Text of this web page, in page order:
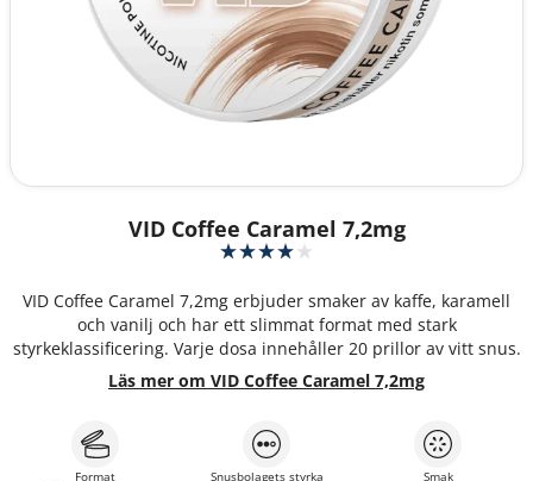
VID Coffee Caramel 7,2mg
VID Coffee Caramel 7,2mg erbjuder smaker av kaffe, karamell
och vanilj och har ett slimmat format med stark
styrkeklassificering. Varje dosa innehåller 20 prillor av vitt snus.
Läs mer om VID Coffee Caramel 7,2mg
Format Snusbolagets styrka Smak